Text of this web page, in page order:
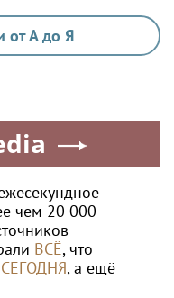
от А до Я
чем 20 000
ВСЁ, что
СЕГОДНЯ, а ещё